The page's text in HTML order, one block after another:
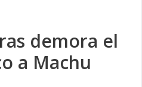
demora el
a Machu